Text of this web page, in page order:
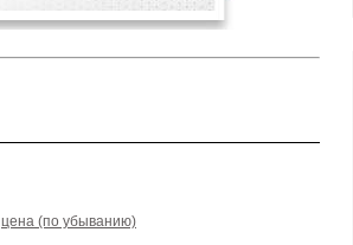
цена (по убыванию)